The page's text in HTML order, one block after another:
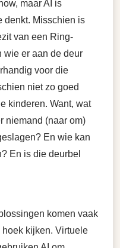
maar AI is
denkt. Misschien is
van een Ring-
wie er aan de deur
voor die
niet zo goed
kinderen. Want, wat
niemand (naar om)
En wie kan
En is die deurbel
komen vaak
kijken. Virtuele